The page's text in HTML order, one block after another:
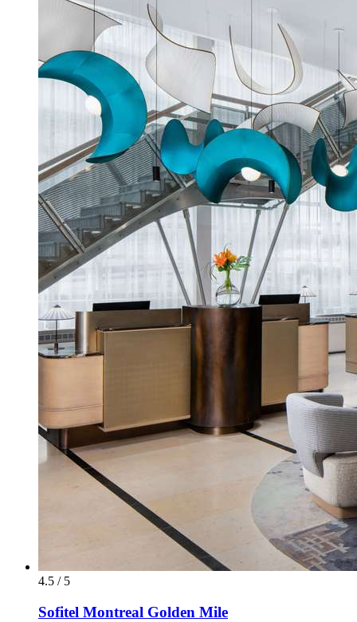
4.5 / 5
Sofitel Montreal Golden Mile